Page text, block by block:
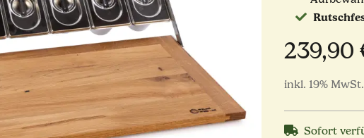
239,90
inkl. 19%
Sofort